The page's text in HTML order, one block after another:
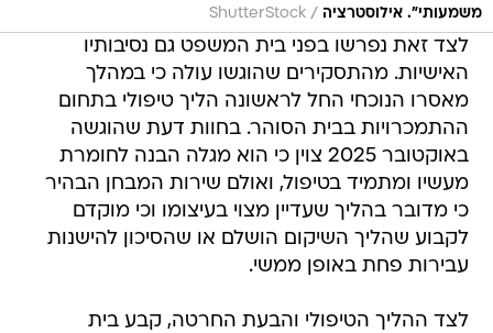
משמעותי". אילוסטרציה /
ShutterStock
לצד זאת נפרשו בפני בית המשפט גם נסיבותיו
האישיות. מהתסקירים שהוגשו עולה כי במהלך
מאסרו הנוכחי החל לראשונה הליך טיפולי בתחום
ההתמכרויות בבית הסוהר. בחוות דעת שהוגשה
באוקטובר 2025 צוין כי הוא מגלה הבנה לחומרת
מעשיו ומתמיד בטיפול, ואולם שירות המבחן הבהיר
כי מדובר בהליך שעדיין מצוי בעיצומו וכי מוקדם
לקבוע שהליך השיקום הושלם או שהסיכון להישנות
עבירות פחת באופן ממשי.
לצד ההליך הטיפולי והבעת החרטה, קבע בית